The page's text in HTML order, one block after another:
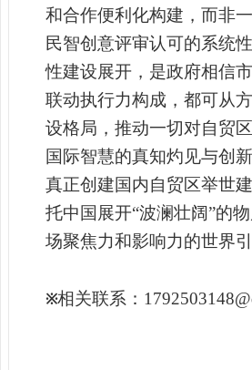
和合作便利化构建，而非
民智创意评审认可的系统
性建设展开，是政府相信
联动执行力构成，都可从
设格局，推动一切对自贸
国际智慧的真知灼见与创
真正创建国内自贸区举世
托中国展开“波澜壮阔”的
场聚焦力和影响力的世界
※相关联系：